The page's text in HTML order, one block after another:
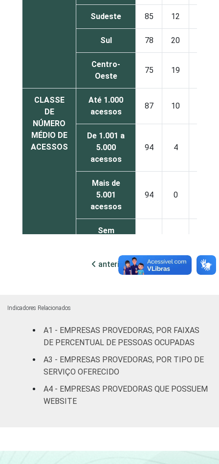
Sudeste 85 12
Sul 78 20
Centro-
Oeste
75 19
CLASSE
DE
NÚMERO
MÉDIO DE
ACESSOS
Até 1.000
acessos
87 10
De 1.001 a
5.000
acessos
94 4
Mais de
5.001
acessos
94 0
Sem
de acessos
DE
CLIENTES
1.000
clientes
63 34
De 1.001 a
3.000
clientes
anterior próxima
Indicadores Relacionados
A1 - EMPRESAS PROVEDORAS, POR FAIXAS
DE PERCENTUAL DE PESSOAS OCUPADAS
A3 - EMPRESAS PROVEDORAS, POR TIPO DE
SERVIÇO OFERECIDO
A4 - EMPRESAS PROVEDORAS QUE POSSUEM
WEBSITE